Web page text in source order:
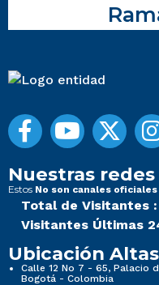
Nuestras redes
Estos No son canales oficiales
Total de Visitantes :
Visitantes Últimas
Ubicación
Calle 12 No 7 - 65, Palacio
Bogotá - Colombia